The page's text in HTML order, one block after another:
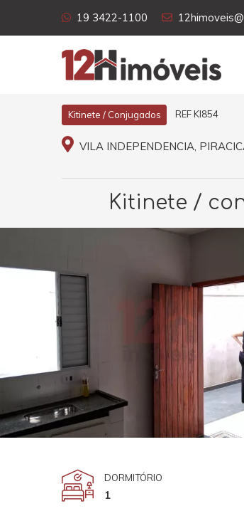
19 3422-1100
Kitinete / Conjugados REF KI854
VILA INDEPENDENCIA,
Kitinete /
DORMITÓRIO
1